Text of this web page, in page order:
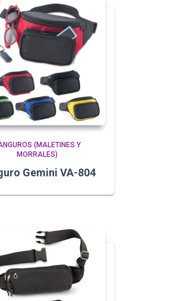
(MALETINES Y
MORRALES)
Gemini VA-804